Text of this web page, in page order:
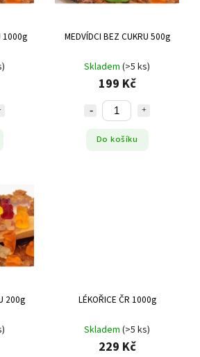
1000g MEDVÍDCI BEZ CUKRU 500g
Skladem (>5 ks)
199 Kč
Do košíku
200g LÉKOŘICE ČR 1000g
Skladem (>5 ks)
229 Kč